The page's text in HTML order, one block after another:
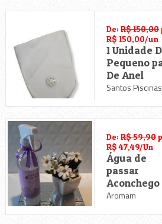
Material Hidráulico
Móveis e Decoração
Tintas
Utilidades Domésticas e Presentes
De: R$ 150,00
R$ 150,00/un
1 Unidade
Pequeno
De Anel
Santos Piscinas
De: R$ 59,90
R$ 47,49/Un
Água de
passar
Aromam